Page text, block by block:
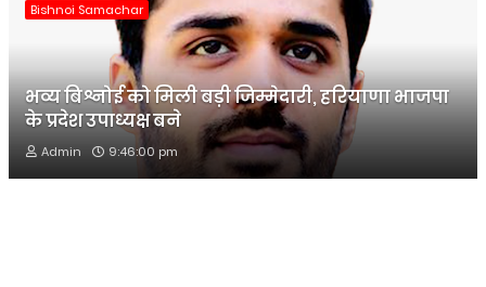
Bishnoi Samachar
भव्य बिश्नोई को मिली बड़ी जिम्मेदारी, हरियाणा भाजपा
के प्रदेश उपाध्यक्ष बने
Admin 9:46:00 pm